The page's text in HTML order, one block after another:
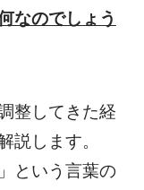
なのでしょう
整してきた経
説します。
という言葉の